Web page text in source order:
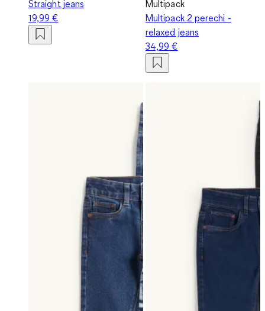
Straight jeans
19,99 €
Multipack
Multipack 2 perechi -
relaxed jeans
34,99 €